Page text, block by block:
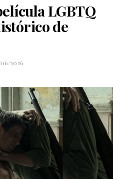
LGBTQ
de
2026